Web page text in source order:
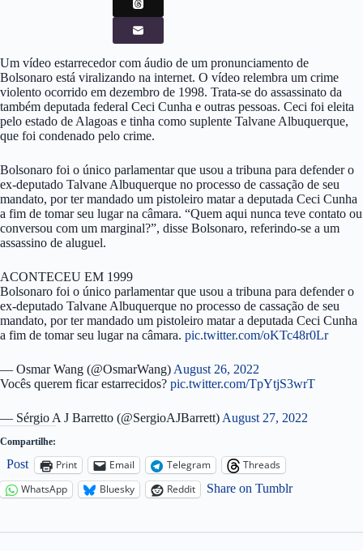
Um vídeo estarrecedor com áudio de um pronunciamento de
Bolsonaro está viralizando na internet. O vídeo relembra um crime
violento ocorrido em dezembro de 1998. Trata-se do assassinato da
também deputada federal Ceci Cunha e outras pessoas. Ceci foi eleita
pelo estado de Alagoas e tinha como suplente Talvane Albuquerque,
que foi condenado pelo crime.
Bolsonaro foi o único parlamentar que usou a tribuna para defender o
ex-deputado Talvane Albuquerque no processo de cassação de seu
mandato, por ter mandado um pistoleiro matar a deputada Ceci Cunha
a fim de tomar seu lugar na câmara. “Quem aqui nunca teve contato ou
conversou com um marginal?”, disse Bolsonaro, referindo-se a um
assassino de aluguel.
ACONTECEU EM 1999
Bolsonaro foi o único parlamentar que usou a tribuna para defender o
ex-deputado Talvane Albuquerque no processo de cassação de seu
mandato, por ter mandado um pistoleiro matar a deputada Ceci Cunha
a fim de tomar seu lugar na câmara. pic.twitter.com/oKTc48r0Lr
— Osmar Wang (@OsmarWang) August 26, 2022
Vocês querem ficar estarrecidos? pic.twitter.com/TpYtjS3wrT
— Sérgio A J Barretto (@SergioAJBarrett) August 27, 2022
Compartilhe:
Post Print Email Telegram
Threads
WhatsApp
Bluesky Reddit Share on Tumblr